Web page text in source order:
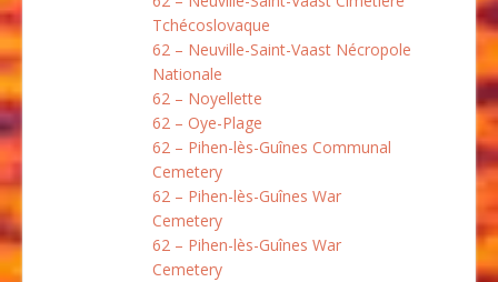
Tchécoslovaque
62 – Neuville-Saint-Vaast Nécropole
Nationale
62 – Noyellette
62 – Oye-Plage
62 – Pihen-lès-Guînes Communal
Cemetery
62 – Pihen-lès-Guînes War
Cemetery
62 – Pihen-lès-Guînes War
Cemetery